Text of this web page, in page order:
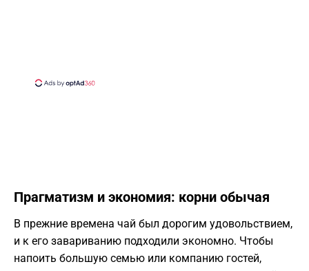
​Прагматизм и экономия: корни обычая
​В прежние времена чай был дорогим удовольствием,
и к его завариванию подходили экономно. Чтобы
напоить большую семью или компанию гостей,